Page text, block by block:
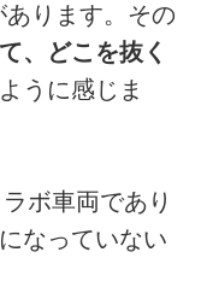
あります。その
、どこを抜く
うに感じま
ボ車両であり
なっていない